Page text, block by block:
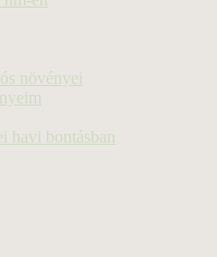
növényei
havi bontásban